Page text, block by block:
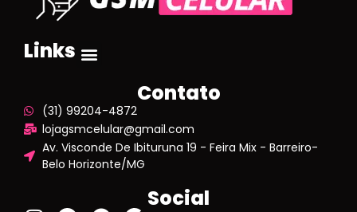
Links
Contato
(31) 99204-4872
lojagsmcelular@gmail.com
Av. Visconde De Ibituruna 19 - Feira Mix - Barreiro-
Belo Horizonte/MG
Social